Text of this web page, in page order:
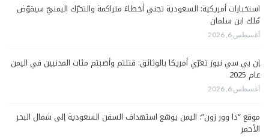
استخبارات أمريكية: السعودية تجني أخطاءً متراكمة والتحرّك اليمنيّ سيقوّض
مُلك ابن سلمان
أغسطس 6, 2026
إن بي سي نيوز تعرّي أمريكا بالوثائق: قتلتم وأصبتم مئات المدنيين في اليمن
عام 2025
أغسطس 6, 2026
موقع “ذا وور زون”: اليمن يوسّع استهداف السفن السعودية إلى شمال البحر
الأحمر